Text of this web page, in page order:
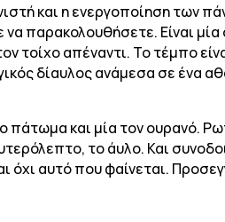
και η ενεργοποίηση των
παρακολουθήσετε. Είναι
τοίχο απέναντι. To τέμπο
δίαυλος ανάμεσα σε ένα
και μία τον ουρανό.
το άυλο. Και
όχι αυτό που φαίνεται.